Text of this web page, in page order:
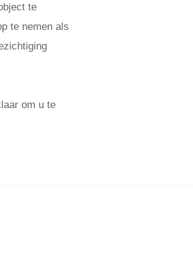
te
te nemen als
om u te